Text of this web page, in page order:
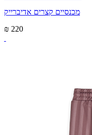
מכנסיים קצרים אדיברייק
₪ 220